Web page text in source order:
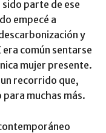
parte de ese
empecé a
y
era común sentarse
mujer presente.
recorrido que,
muchas más.